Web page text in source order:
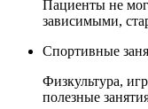
Пациенты не
зависимыми,
Спортивные
Физкультура,
полезные